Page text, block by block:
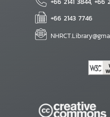
+66 2143 7746